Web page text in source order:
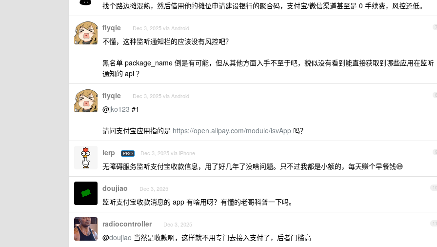
找个路边摊混熟，然后借用他的摊位申请建设银行的聚合码，支付宝/微信渠道甚至是 0 手续费，风控还低。
7
flyqie Dec 3, 2025 via Android
不懂，这种监听通知栏的应该没有风控吧？
黑名单 package_name 倒是有可能，但从其他方面入手不至于吧，貌似没有看到能直接获取到哪些应用在监听
通知的 api ？
8
flyqie Dec 3, 2025 via Android
@jko123 #1
请问支付宝应用指的是 https://open.alipay.com/module/isvApp 吗？
9
lerp PRO Dec 3, 2025 via iPhone
无障碍服务监听支付宝收款信息，用了好几年了没啥问题。只不过我都是小额的，每天赚个早餐钱😅
10
doujiao Dec 3, 2025
监听支付宝收款消息的 app 有啥用呀？有懂的老哥科普一下吗。
11
radiocontroller Dec 3, 2025
@doujiao 当然是收款啊，这样就不用专门去接入支付了，后者门槛高